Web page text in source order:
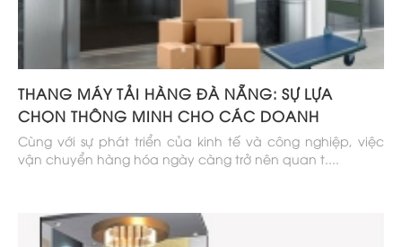
THANG MÁY TẢI HÀNG ĐÀ NẴNG: SỰ LỰA
CHỌN THÔNG MINH CHO CÁC DOANH
NGHIỆ....
Cùng với sự phát triển của kinh tế và công nghiệp, việc
vận chuyển hàng hóa ngày càng trở nên quan t....